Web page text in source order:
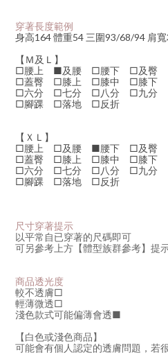
穿著長度範例
身高164 體重54 三圍93/68/94 肩
【Ｍ及Ｌ】
□腰上 ■及腰 □腰下 □及臀
□蓋臀 □膝上 □膝中 □膝下
□六分 □七分 □八分 □九分
□腳踝 □落地 □反折
【ＸＬ】
□腰上 □及腰 ■腰下 □及臀
□蓋臀 □膝上 □膝中 □膝下
□六分 □七分 □八分 □九分
□腳踝 □落地 □反折
尺寸穿著提示
以平常自已穿著的尺碼即可
可另參考上方【體型族群參考】提
商品透光度
較不透膚□
輕薄微透□
淺色款式可能偏薄會透■
【白色或淺色商品】
可能會有個人認定的透膚問題，若